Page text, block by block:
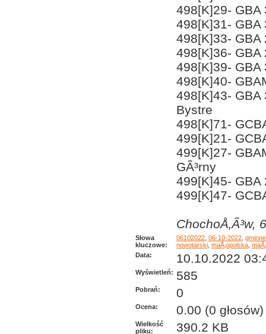
498[K]29- GBA
498[K]31- GBA
498[K]33- GBA
498[K]36- GBA
498[K]39-
498[K]40-
498[K]43-
Bystre
498[K]71-
499[K]21-
499[K]27-
GÃ³rny
499[K]45- GBA
499[K]47-
ChochoÅ‚Ã³w,
Słowa
kluczowe:
06102022 06-10-2022 gminne
nowotarski maÅ‚opolska
Data:
10.10.2022
Wyświetleń: 585
Pobrań: 0
Ocena: 0.00 (0 głosów)
Wielkość
pliku:
390.2 KB